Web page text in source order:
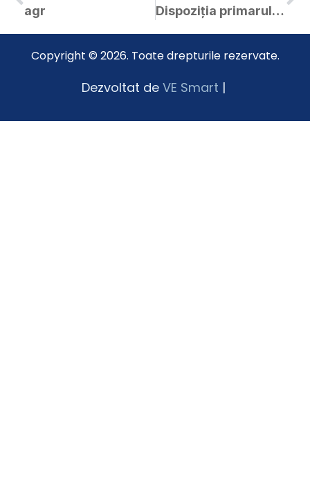
agr Dispoziția primarului orașului Curtici nr. 266/07.06.2019 privind convocarea CL Curtici în ședință extraordinară
Copyright © 2026. Toate drepturile rezervate.
Dezvoltat de VE Smart |